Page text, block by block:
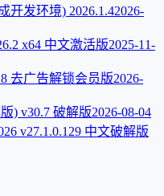
开发环境) 2026.1.42026-
x64 中文激活版2025-11-
去广告解锁会员版2026-
) v30.7 破解版2026-08-04
v27.1.0.129 中文破解版